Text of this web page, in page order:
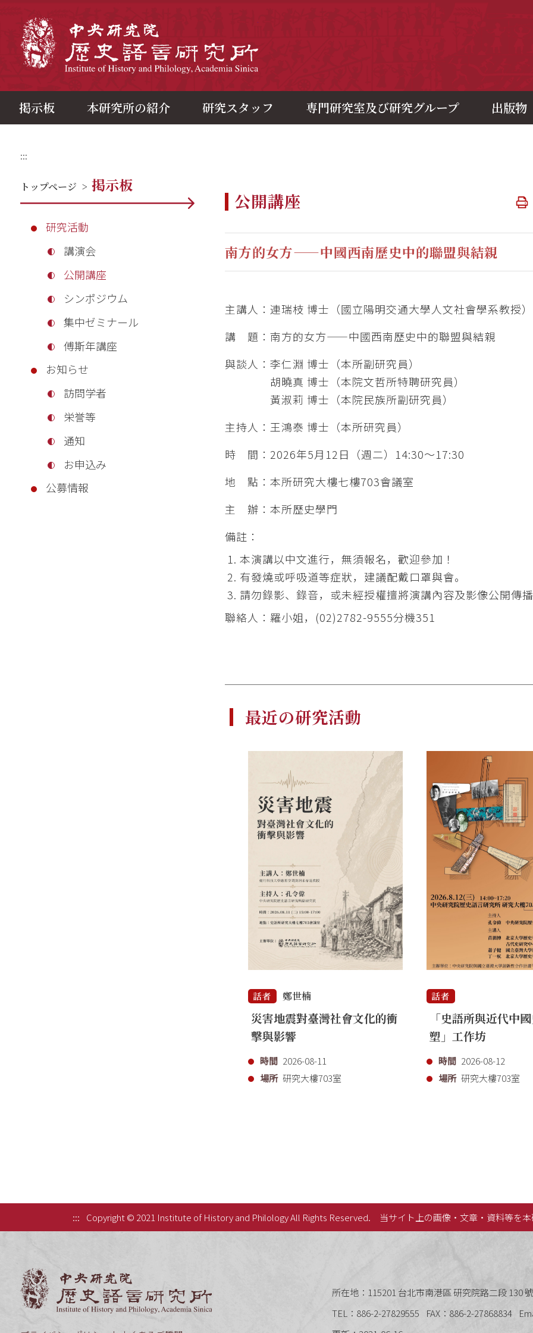
掲示板 本研究所の紹介 研究スタッフ 専門研究室及び研究グループ 出版物
:::
トップページ > 掲示板
研究活動
講演会
公開講座
シンポジウム
集中ゼミナール
傅斯年講座
お知らせ
訪問学者
栄誉等
通知
お申込み
公募情報
公開講座
南方的女方——中國西南歷史中的聯盟與結親
主講人：連瑞枝 博士（國立陽明交通大學人文社會學系教授）
講 題：南方的女方——中國西南歷史中的聯盟與結親
與談人：李仁淵 博士（本所副研究員）
胡曉真 博士（本院文哲所特聘研究員）
黃淑莉 博士（本院民族所副研究員）
主持人：王鴻泰 博士（本所研究員）
時 間：2026年5月12日（週二）14:30～17:30
地 點：本所研究大樓七樓703會議室
主 辦：本所歷史學門
備註：
本演講以中文進行，無須報名，歡迎參加！
有發燒或呼吸道等症狀，建議配戴口罩與會。
請勿錄影、錄音，或未經授權擅將演講內容及影像公開傳
聯絡人：羅小姐，(02)2782-9555分機351
最近の研究活動
話者 鄭世楠
災害地震對臺灣社會文化的衝
擊與影響
時間 2026-08-11
場所 研究大樓703室
話者
「史語所與近代中
塑」工作坊
時間 2026-08-12
場所 研究大樓703室
::: Copyright © 2021 Institute of History and Philology All Rights Reserved. 当サイト上の画像・文章・資料等を
所在地：115201 台北市南港區 研究院路二段 130
TEL：886-2-27829555
FAX：886-2-27868834